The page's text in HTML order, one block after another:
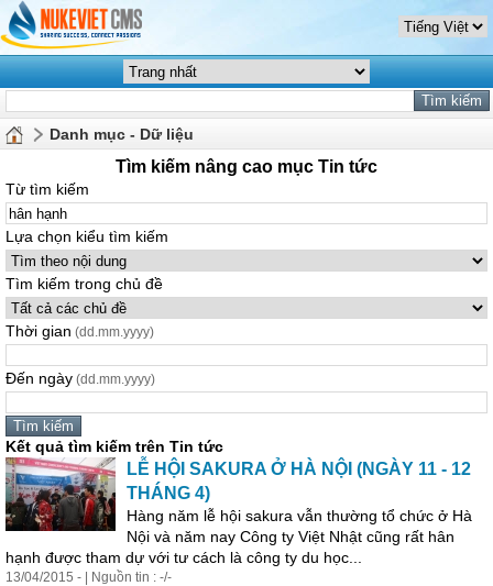
Danh mục - Dữ liệu
Tìm kiếm nâng cao mục Tin tức
Từ tìm kiếm
Lựa chọn kiểu tìm kiếm
Tìm kiếm trong chủ đề
Thời gian (dd.mm.yyyy)
Đến ngày (dd.mm.yyyy)
Kết quả tìm kiếm trên Tin tức
LỄ HỘI SAKURA Ở HÀ NỘI (NGÀY 11 - 12
THÁNG 4)
Hàng năm lễ hội sakura vẫn thường tổ chức ở Hà
Nội và năm nay Công ty Việt Nhật cũng rất hân
hạnh được tham dự với tư cách là công ty du học...
13/04/2015 - | Nguồn tin : -/-